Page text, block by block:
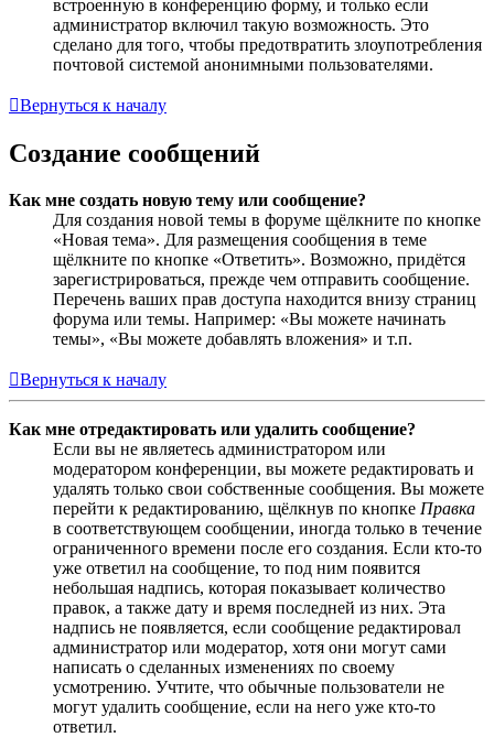
встроенную в конференцию форму, и только если
администратор включил такую возможность. Это
сделано для того, чтобы предотвратить злоупотребления
почтовой системой анонимными пользователями.
Вернуться к началу
Создание сообщений
Как мне создать новую тему или сообщение?
Для создания новой темы в форуме щёлкните по кнопке
«Новая тема». Для размещения сообщения в теме
щёлкните по кнопке «Ответить». Возможно, придётся
зарегистрироваться, прежде чем отправить сообщение.
Перечень ваших прав доступа находится внизу страниц
форума или темы. Например: «Вы можете начинать
темы», «Вы можете добавлять вложения» и т.п.
Вернуться к началу
Как мне отредактировать или удалить сообщение?
Если вы не являетесь администратором или
модератором конференции, вы можете редактировать и
удалять только свои собственные сообщения. Вы можете
перейти к редактированию, щёлкнув по кнопке Правка
в соответствующем сообщении, иногда только в течение
ограниченного времени после его создания. Если кто-то
уже ответил на сообщение, то под ним появится
небольшая надпись, которая показывает количество
правок, а также дату и время последней из них. Эта
надпись не появляется, если сообщение редактировал
администратор или модератор, хотя они могут сами
написать о сделанных изменениях по своему
усмотрению. Учтите, что обычные пользователи не
могут удалить сообщение, если на него уже кто-то
ответил.